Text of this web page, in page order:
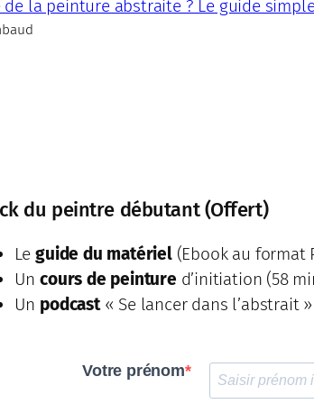
de la peinture abstraite ? Le guide
du peintre débutant (Offert)
Leguide du matériel(Ebook au format
Uncours de peinture d’initiation (58
Un podcast « Se lancer dans l’abstrait »
Votre prénom